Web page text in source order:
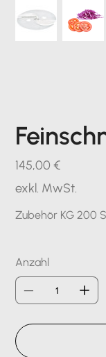
Preis
145,00 €
exkl. MwSt.
Zubehör KG 200
Anzahl